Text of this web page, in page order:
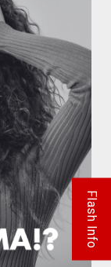
Flash Info